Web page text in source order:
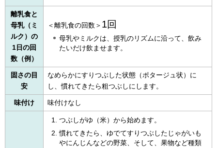
離乳食と
母乳（ミ
ルク）の
1日の回
数（例）
＜離乳食の回数＞ 1回
母乳やミルクは、授乳のリズムに沿って、飲み
たいだけ飲ませます。
固さの目
安
なめらかにすりつぶした状態（ポタージュ状）に
し、慣れてきたら粗つぶしにします。
味付け 味付けなし
つぶしがゆ（米）から始めます。
慣れてきたら、ゆでてすりつぶしたじゃがいも
やにんじんなどの野菜、そして、果物など種類